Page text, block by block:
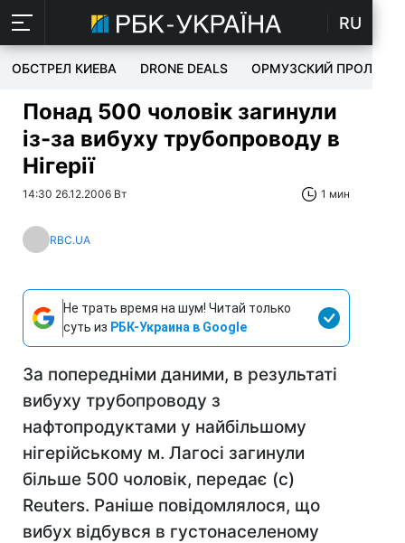
RU
ОБСТРЕЛ КИЕВА DRONE DEALS ОРМУЗСКИЙ ПРОЛИВ
Понад 500 чоловік загинули
із-за вибуху трубопроводу в
Нігерії
14:30 26.12.2006 Вт 1 мин
RBC.UA
Не трать время на шум! Читай только
суть из РБК-Украина в Google
За попередніми даними, в результаті
вибуху трубопроводу з
нафтопродуктами у найбільшому
нігерійському м. Лагосі загинули
більше 500 чоловік, передає (с)
Reuters. Раніше повідомлялося, що
вибух відбувся в густонаселеному